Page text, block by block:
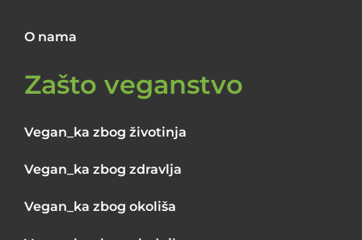
O nama
Zašto veganstvo
Vegan_ka zbog životinja
Vegan_ka zbog zdravlja
Vegan_ka zbog okoliša